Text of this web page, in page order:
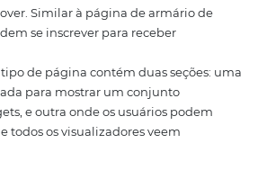
novo nome.Além das
anteriormente, o
de páginas:
Você pode organizar este tipo de
uma cópia, embutir